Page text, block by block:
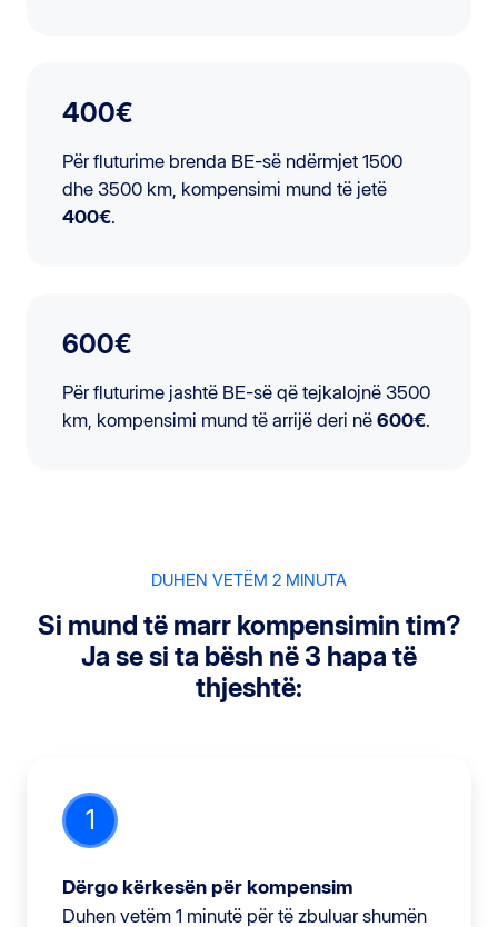
400€
Për fluturime brenda BE-së ndërmjet 1500
dhe 3500 km, kompensimi mund të jetë
400€.
600€
Për fluturime jashtë BE-së që tejkalojnë 3500
km, kompensimi mund të arrijë deri në 600€.
DUHEN VETËM 2 MINUTA
Si mund të marr kompensimin tim?
Ja se si ta bësh në 3 hapa të
thjeshtë:
1
Dërgo kërkesën për kompensim
Duhen vetëm 1 minutë për të zbuluar shumën